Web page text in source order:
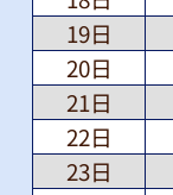
19日
20日
21日
22日
23日